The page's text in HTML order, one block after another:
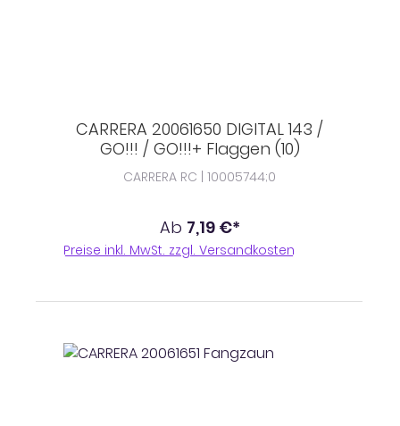
CARRERA 20061650 DIGITAL 143 /
GO!!! / GO!!!+ Flaggen (10)
CARRERA RC | 10005744;0
Ab 7,19 €*
Preise inkl. MwSt. zzgl. Versandkosten